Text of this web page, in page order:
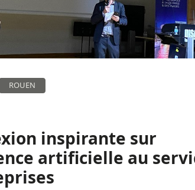
ROUEN
inspirante sur
artificielle au